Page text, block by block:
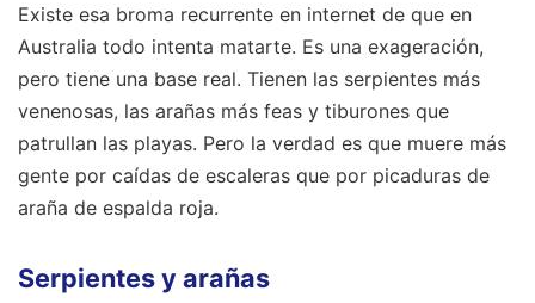
Existe esa broma recurrente en internet de que en
Australia todo intenta matarte. Es una exageración,
pero tiene una base real. Tienen las serpientes más
venenosas, las arañas más feas y tiburones que
patrullan las playas. Pero la verdad es que muere más
gente por caídas de escaleras que por picaduras de
araña de espalda roja.
Serpientes y arañas